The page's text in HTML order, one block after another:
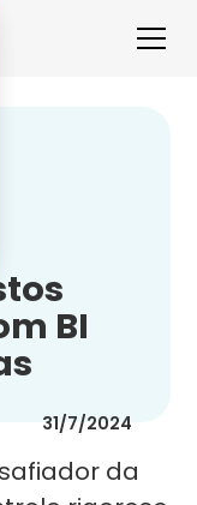
BI
31/7/2024
da